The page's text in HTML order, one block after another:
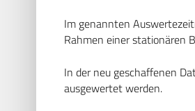
Im genannten
Rahmen einer stationären
In der neu geschaffenen
ausgewertet werden.